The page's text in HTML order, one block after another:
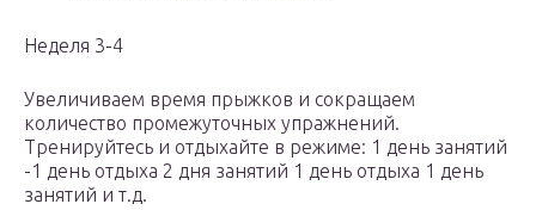
Неделя 3-4
Увеличиваем время прыжков и сокращаем
количество промежуточных упражнений.
Тренируйтесь и отдыхайте в режиме: 1 день занятий
-1 день отдыха 2 дня занятий 1 день отдыха 1 день
занятий и т.д.